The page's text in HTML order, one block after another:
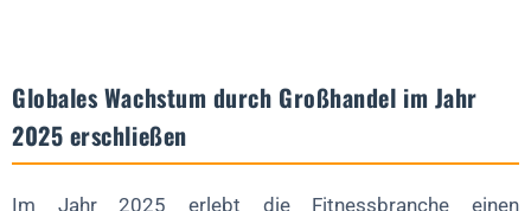
Trend 5: Technologie zur Verbesserung der Skalierbarkeit im
Großhandel
Globales Wachstum durch Großhandel im Jahr
2025 erschließen
Im Jahr 2025 erlebt die Fitnessbranche einen